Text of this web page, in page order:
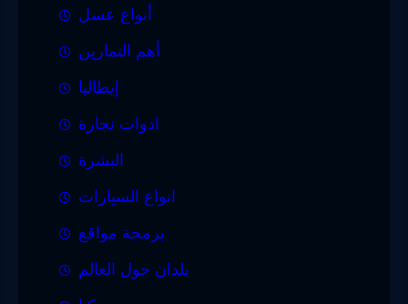
أنواع عسل
أهم التمارين
إيطاليا
ادوات نجارة
البشرة
انواع السيارات
برمجة مواقع
بلدان حول العالم